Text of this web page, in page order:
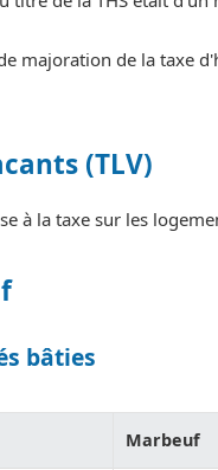
majoration de la taxe
(TLV)
à la taxe sur les
bâties
Marbeuf